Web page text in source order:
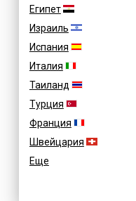
Египет
Израиль
Испания
Италия
Таиланд
Турция
Франция
Швейцария
Еще